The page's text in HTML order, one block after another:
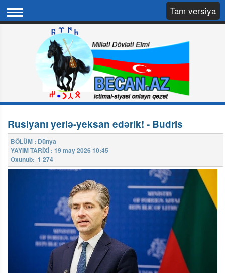
Tam versiya
Rusiyanı yerlə-yeksan edərik! - Budris
BÖLÜM : Dünya
YAYIM TARİXİ : 19 may 2026 10:45
Oxunub: 1 274